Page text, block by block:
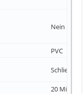
Nein
PVC
Schließer
20